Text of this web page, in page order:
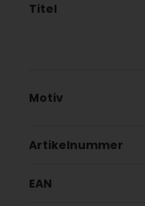
Titel
Motiv
Artikelnummer
EAN